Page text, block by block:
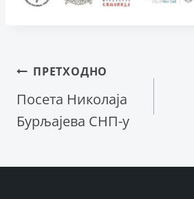
Кретање
чланка
ПРЕТХОДНО
Посета Николаја
Бурљајева СНП-у